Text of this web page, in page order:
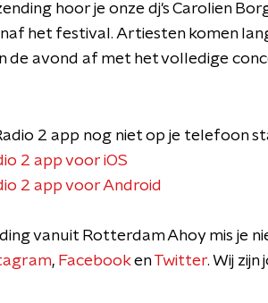
hoor je onze dj's Carolien
het festival. Artiesten komen
de avond af met het volledige
2 app nog niet op je telefoon
2 app voor iOS
2 app voor Android
vanuit Rotterdam Ahoy mis je
, FacebookenTwitter. Wij